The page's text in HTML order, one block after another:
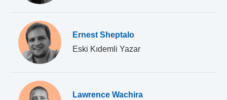
Ernest Sheptalo
Eski Kıdemli Yazar
Lawrence Wachira